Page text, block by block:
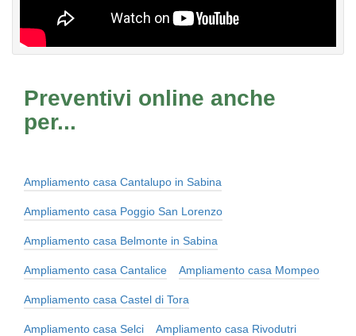
Preventivi online anche
per...
Ampliamento casa Cantalupo in Sabina
Ampliamento casa Poggio San Lorenzo
Ampliamento casa Belmonte in Sabina
Ampliamento casa Cantalice Ampliamento casa Mompeo
Ampliamento casa Castel di Tora
Ampliamento casa Selci Ampliamento casa Rivodutri